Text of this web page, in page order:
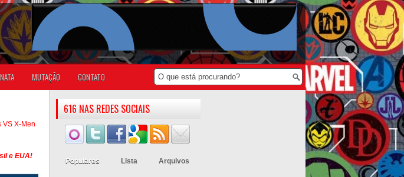
MUTAÇÃO CONTATO
VS X-Men
e EUA!
616 NAS REDES SOCIAIS
Populares Lista Arquivos